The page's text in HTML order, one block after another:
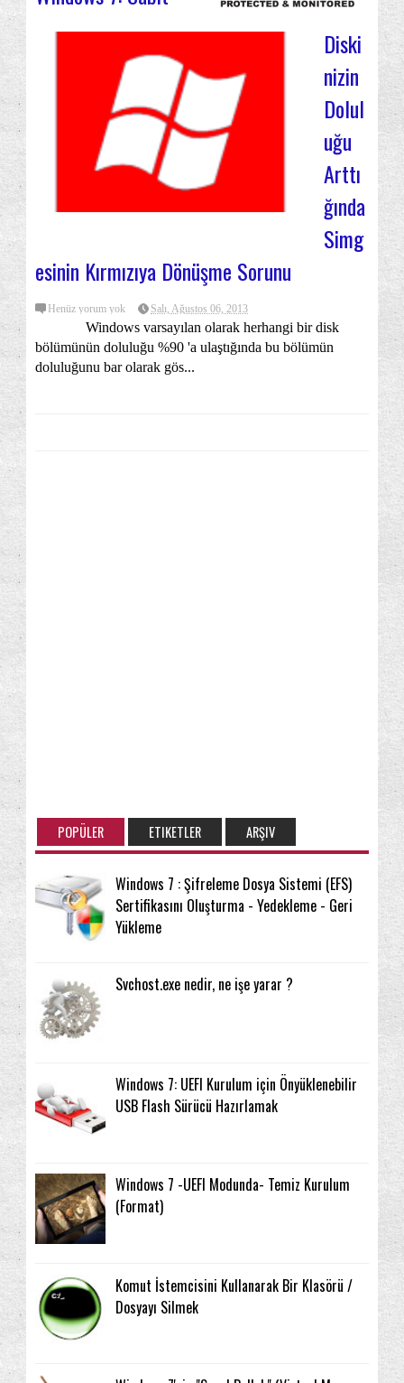
Diski
nizin
Dolul
uğu
Arttı
ğında
Simg
esinin Kırmızıya Dönüşme Sorunu
Henüz yorum yok Salı, Ağustos 06, 2013
Windows varsayılan olarak herhangi bir disk
bölümünün doluluğu %90 'a ulaştığında bu bölümün
doluluğunu bar olarak gös...
POPÜLER ETIKETLER ARŞIV
Windows 7 : Şifreleme Dosya Sistemi (EFS)
Sertifikasını Oluşturma - Yedekleme - Geri
Yükleme
Svchost.exe nedir, ne işe yarar ?
Windows 7: UEFI Kurulum için Önyüklenebilir
USB Flash Sürücü Hazırlamak
Windows 7 -UEFI Modunda- Temiz Kurulum
(Format)
Komut İstemcisini Kullanarak Bir Klasörü /
Dosyayı Silmek